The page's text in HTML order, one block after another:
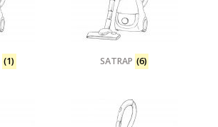
(1) SATRAP (6)